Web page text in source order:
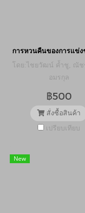
การหวนคืนของการแข่
โดย:ไชยวัฒน์ ค้ำชู, ณัช
อมรกุล
฿500
สั่งซื้อสินค้า
เปรียบเทียบ
New